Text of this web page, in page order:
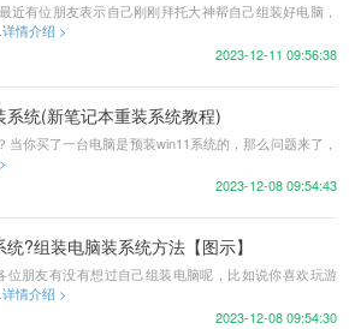
近有位朋友表示自己刚刚拜托大神帮自己组装好电脑，
详情介绍 >
2023-12-11 09:56:38
统(新笔记本重装系统教程)
你买了一台电脑是预装win11系统的，那么问题来了，
2023-12-08 09:54:43
?组装电脑装系统方法【图示】
位朋友有没有想过自己组装电脑呢，比如说你喜欢玩游
详情介绍 >
2023-12-08 09:54:30